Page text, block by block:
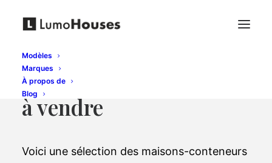
Modèles
Marques
À propos de
Blog
Maisons en conteneurs
à vendre
Voici une sélection des maisons-conteneurs